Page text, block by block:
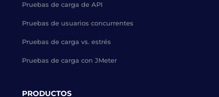
Pruebas de carga de API
Pruebas de usuarios concurrentes
Pruebas de carga vs. estrés
Pruebas de carga con JMeter
PRODUCTOS